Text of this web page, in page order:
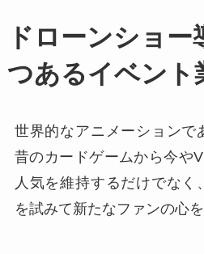
ドローンショ
つあるイベント
世界的なアニメーションで
昔のカードゲームから今や
人気を維持するだけでなく
を試みて新たなファンの心